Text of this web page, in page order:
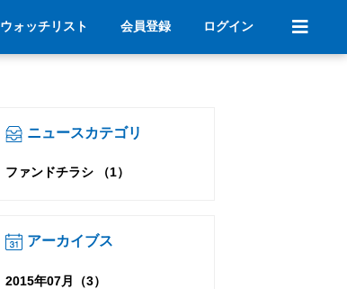
ウォッチリスト 会員登録 ログイン
ニュースカテゴリ
ファンドチラシ （1）
アーカイブス
2015年07月（3）